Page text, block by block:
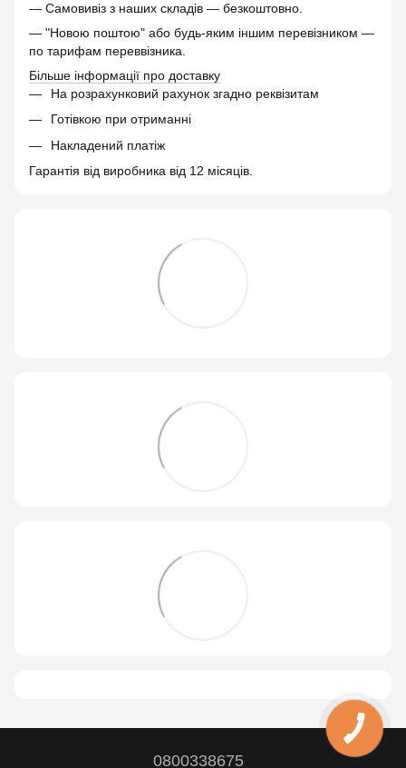
— Самовивіз з наших складів — безкоштовно.
— "Новою поштою" або будь-яким іншим перевізником —
по тарифам переввізника.
Більше інформації про доставку
На розрахунковий рахунок згадно реквізитам
Готівкою при отриманні
Накладений платіж
Гарантія від виробника від 12 місяців.
0800338675